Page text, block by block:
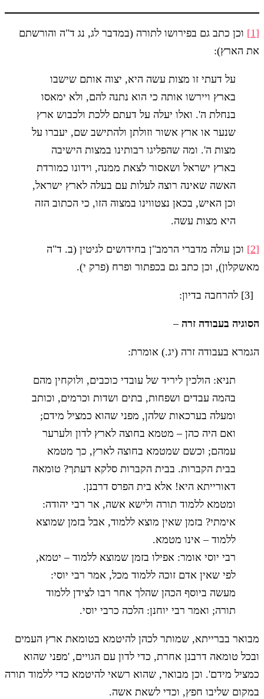
[1]
וכן כתב גם בפירושו לתורה (במדבר לג, נג ד"ה והורשתם
את הארץ):
על דעתי זו מצות עשה היא, יצוה אותם שישבו
בארץ ויירשו אותה כי הוא נתנה להם, ולא ימאסו
בנחלת ה'. ואלו יעלה על דעתם ללכת ולכבוש ארץ
שנער או ארץ אשור וזולתן ולהתישב שם, יעברו על
מצות ה'. ומה שהפליגו רבותינו במצות הישיבה
בארץ ישראל ושאסור לצאת ממנה, וידונו כמורדת
האשה שאינה רוצה לעלות עם בעלה לארץ ישראל,
וכן האיש, בכאן נצטווינו במצוה הזו, כי הכתוב הזה
היא מצות עשה.
[2]
וכן עולה מדברי הרמב"ן בחידושים לגיטין (ב. ד"ה
מאשקלון), וכן כתב גם בכפתור ופרח (פרק י).
[3] להרחבה בדיון:
הסוגיה בעבודה זרה –
הגמרא בעבודה זרה (יג.) אומרת:
תניא: הולכין ליריד של עובדי כוכבים, ולוקחין מהם
בהמה עבדים ושפחות, בתים ושדות וכרמים, וכותב
ומעלה בערכאות שלהן, מפני שהוא כמציל מידם;
ואם היה כהן – מטמא בחוצה לארץ לדון ולערער
עמהם; וכשם שמטמא בחוצה לארץ, כך מטמא
בבית הקברות. בבית הקברות סלקא דעתך? טומאה
דאורייתא היא! אלא בית הפרס דרבנן.
ומטמא ללמוד תורה ולישא אשה, אר רבי יהודה:
אימתי? בזמן שאין מוצא ללמוד, אבל בזמן שמוצא
ללמוד – אינו מטמא.
רבי יוסי אומר: אפילו בזמן שמוצא ללמוד – יטמא,
לפי שאין אדם זוכה ללמוד מכל, אמר רבי יוסי:
מעשה ביוסף הכהן שהלך אחר רבו לצידן ללמוד
תורה; ואמר רבי יוחנן: הלכה כרבי יוסי.
מבואר בברייתא, שמותר לכהן להיטמא בטומאת ארץ העמים
ובכל טומאה דרבנן אחרת, כדי לדון עם הגויים, 'מפני שהוא
כמציל מידם'. וכן מבואר, שהוא רשאי להיטמא כדי ללמוד תורה
במקום שליבו חפץ, וכדי לשאת אשה.